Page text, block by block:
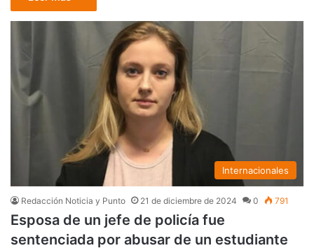
Internacionales
Redacción Noticia y Punto 21 de diciembre de 2024 0 791
Esposa de un jefe de policía fue
sentenciada por abusar de un estudiante